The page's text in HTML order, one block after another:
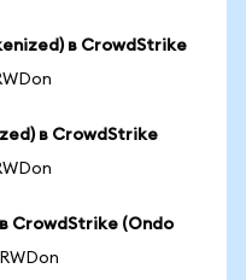
в CrowdStrike
в CrowdStrike
в CrowdStrike (Ondo